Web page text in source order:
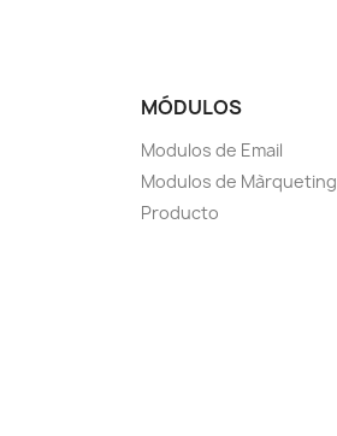
MÓDULOS
Modulos de Email
Modulos de Màrqueting
Producto